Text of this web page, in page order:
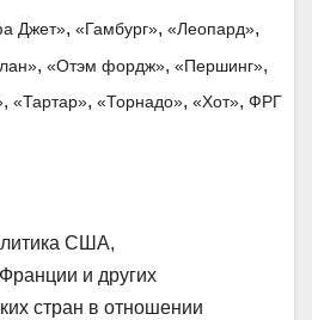
Джет», «Гамбург», «Леопард»,
, «Отэм фордж», «Першинг»,
, «Тартар», «Торнадо», «Хот», ФРГ
США,
и других
стран в отношении